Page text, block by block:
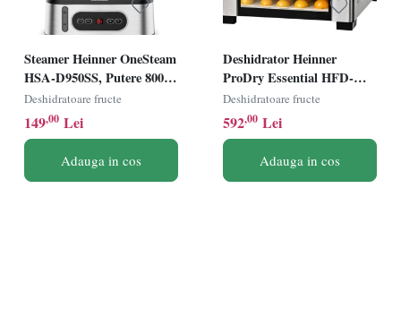
Steamer Heinner OneSteam
HSA-D950SS, Putere 800-
950W, Display LED,
Capacitate 9L, Rezervor
apa 1.5L, Temporizator 60
min, Negru/Argintiu
Deshidratoare fructe
149,00 Lei
Adauga in cos
Deshidrator Heinner
ProDry Essential HFD-
KD600SS, 550-650W,
Ecran LED, Control
electronic, 6 tavi, Inox
Deshidratoare fructe
592,00 Lei
Adauga in cos